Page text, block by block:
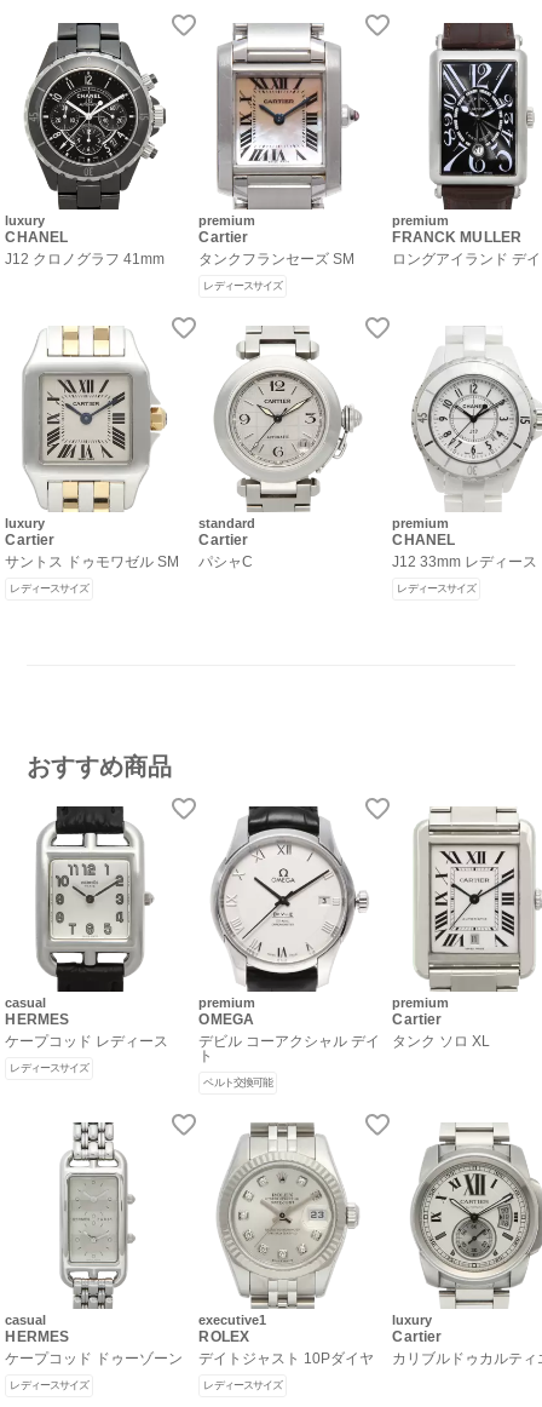
luxury
CHANEL
J12 クロノグラフ 41mm
luxury
Cartier
サントス ドゥモワゼル SM
レディースサイズ
premium
Cartier
タンクフランセーズ SM
レディースサイズ
standard
Cartier
パシャC
premium
FRANCK MULLER
ロングアイランド デ
premium
CHANEL
J12 33mm レディース
レディースサイズ
おすすめ商品
casual
HERMES
ケープコッド レディース
レディースサイズ
casual
HERMES
ケープコッド ドゥーゾーン
レディースサイズ
premium
OMEGA
デビル コーアクシャル デイ
ト
ベルト交換可能
executive1
ROLEX
デイトジャスト 10Pダイヤ
レディースサイズ
premium
Cartier
タンク ソロ XL
luxury
Cartier
カリブルドゥカルティ